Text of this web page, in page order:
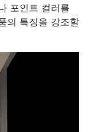
포인트 컬러를
의 특징을 강조할